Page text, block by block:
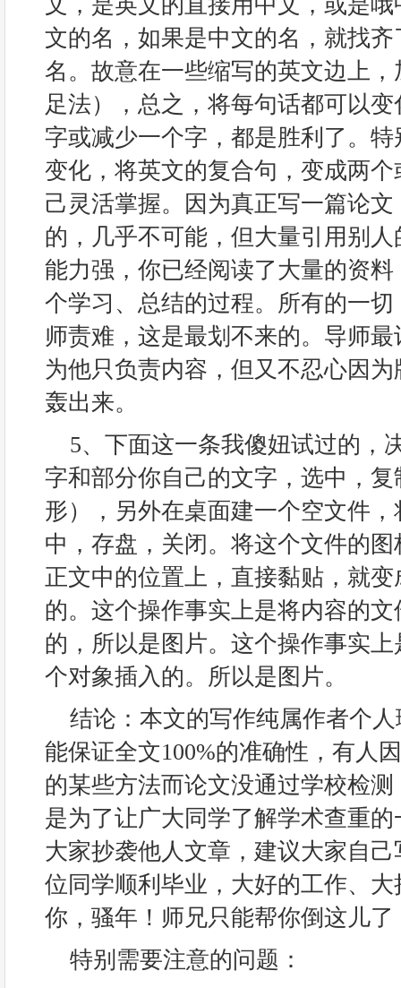
文的名，如果是中文的名，就找
名。故意在一些缩写的英文边上
足法），总之，将每句话都可以
字或减少一个字，都是胜利了。
变化，将英文的复合句，变成两
己灵活掌握。因为真正写一篇论
的，几乎不可能，但大量引用别
能力强，你已经阅读了大量的资
个学习、总结的过程。所有的一
师责难，这是最划不来的。导师
为他只负责内容，但又不忍心因
轰出来。
5、下面这一条我傻妞试过的，
字和部分你自己的文字，选中，
形），另外在桌面建一个空文件
中，存盘，关闭。将这个文件的
正文中的位置上，直接黏贴，就
的。这个操作事实上是将内容的
的，所以是图片。这个操作事实
个对象插入的。所以是图片。
结论：本文的写作纯属作者个
能保证全文100%的准确性，有人
的某些方法而论文没通过学校检
是为了让广大同学了解学术查重
大家抄袭他人文章，建议大家自
位同学顺利毕业，大好的工作、
你，骚年！师兄只能帮你倒这儿了
特别需要注意的问题：